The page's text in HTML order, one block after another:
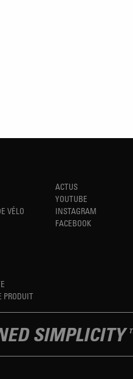
VÉLO
PRODUIT
ACTUS
YOUTUBE
INSTAGRAM
FACEBOOK
SIMPLICITY